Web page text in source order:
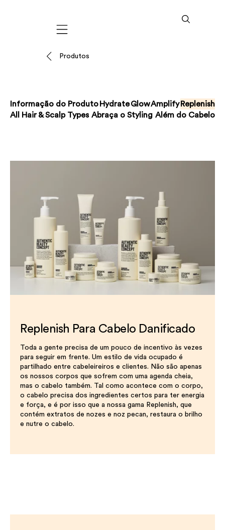
Mobile navigation
Produtos
Informação do Produto Hydrate GlowAmplify Replenish
All Hair & Scalp Types Abraça o Styling Além do Cabelo
Replenish Para Cabelo Danificado
Toda a gente precisa de um pouco de incentivo às vezes
para seguir em frente. Um estilo de vida ocupado é
partilhado entre cabeleireiros e clientes. Não são apenas
os nossos corpos que sofrem com uma agenda cheia,
mas o cabelo também. Tal como acontece com o corpo,
o cabelo precisa dos ingredientes certos para ter energia
e força, e é por isso que a nossa gama Replenish, que
contém extratos de nozes e noz pecan, restaura o brilho
e nutre o cabelo.